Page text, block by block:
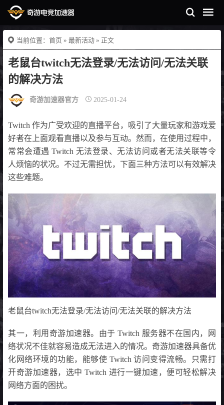
当前位置： 首页 » 最新活动 » 正文
老鼠台twitch无法登录/无法访问/无法关联
的解决方法
奇游加速器官方 2025-01-24
Twitch 作为广受欢迎的直播平台，吸引了大量玩家和游戏爱
好者在上面观看直播以及参与互动。然而，在使用过程中，
常常会遭遇 Twitch 无法登录、无法访问或者无法关联等令
人烦恼的状况。不过无需担忧，下面三种方法可以有效解决
这些难题。
老鼠台twitch无法登录/无法访问/无法关联的解决方法
其一，利用奇游加速器。由于 Twitch 服务器不在国内，网
络状况不佳就容易造成无法进入的情况。奇游加速器具备优
化网络环境的功能，能够使 Twitch 访问变得流畅。只需打
开奇游加速器，选中 Twitch 进行一键加速，便可轻松解决
网络方面的困扰。